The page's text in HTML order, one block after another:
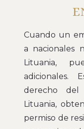
Cuando un
a nacionales
Lituania,
adicionales.
derecho
Lituania,
permiso de